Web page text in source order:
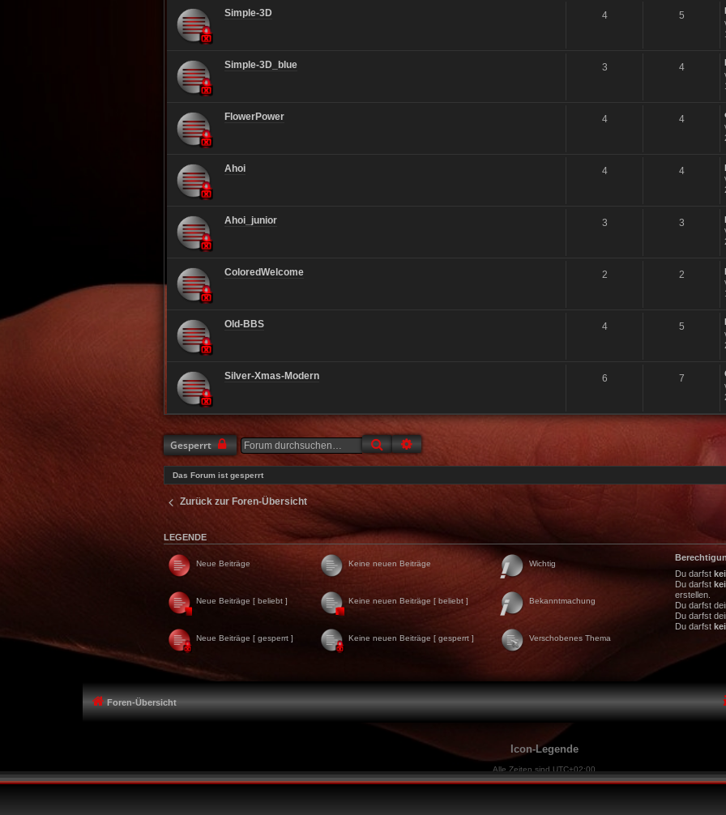
Simple-3D 4 5
Simple-3D_blue 3 4
FlowerPower 4 4
Ahoi 4 4
Ahoi_junior 3 3
ColoredWelcome 2 2
Old-BBS 4 5
Silver-Xmas-Modern 6 7
Gesperrt Suche Erweiterte Suche
Das Forum ist gesperrt
Zurück zur Foren-Übersicht
Du darfst
Du darfst
erstellen.
Du darfst
Du darfst
Du darfst
LEGENDE
Neue Beiträge
Neue Beiträge [ beliebt ]
Neue Beiträge [ gesperrt ]
Keine neuen Beiträge
Keine neuen Beiträge [ beliebt ]
Keine neuen Beiträge [ gesperrt ]
Wichtig
Bekanntmachung
Verschobenes Thema
Foren-Übersicht
Icon-Legende
Alle Zeiten sind UTC+02:00
Powered byphpBB® Forum Software © phpBB Limited